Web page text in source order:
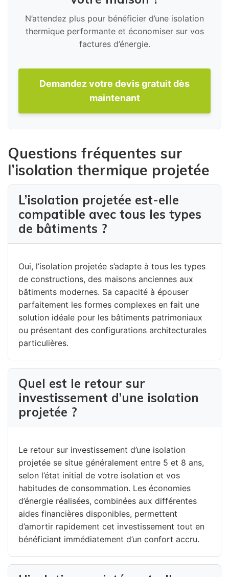
N’attendez plus pour bénéficier d’une isolation
thermique performante et économiser sur vos
factures d’énergie.
Demandez votre devis gratuit dès
maintenant
Questions fréquentes sur
l’isolation thermique projetée
L’isolation projetée est-elle
compatible avec tous les types
de bâtiments ?
Oui, l’isolation projetée s’adapte à tous les types
de constructions, des maisons anciennes aux
bâtiments modernes. Sa capacité à épouser
parfaitement les formes complexes en fait une
solution idéale pour les bâtiments patrimoniaux
ou présentant des configurations architecturales
particulières.
Quel est le retour sur
investissement d’une isolation
projetée ?
Le retour sur investissement d’une isolation
projetée se situe généralement entre 5 et 8 ans,
selon l’état initial de votre isolation et vos
habitudes de consommation. Les économies
d’énergie réalisées, combinées aux différentes
aides financières disponibles, permettent
d’amortir rapidement cet investissement tout en
bénéficiant immédiatement d’un confort accru.